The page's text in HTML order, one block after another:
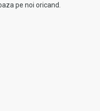
pe noi oricand.